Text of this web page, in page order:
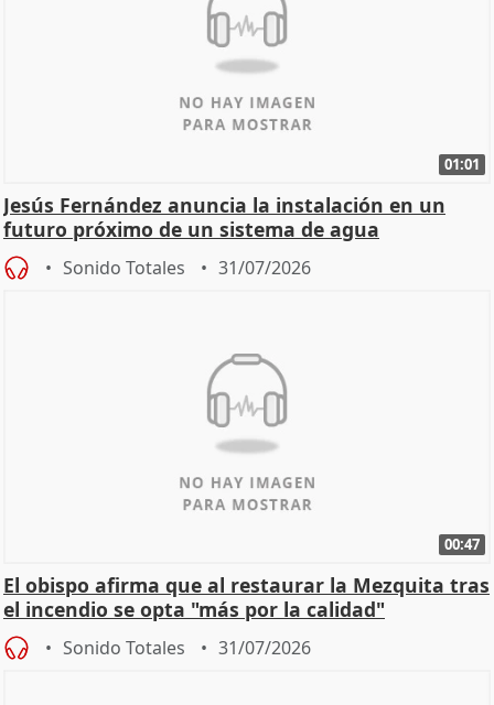
01:01
Jesús Fernández anuncia la instalación en un
futuro próximo de un sistema de agua
nebulizada
Sonido Totales 31/07/2026
00:47
El obispo afirma que al restaurar la Mezquita tras
el incendio se opta "más por la calidad"
Sonido Totales 31/07/2026